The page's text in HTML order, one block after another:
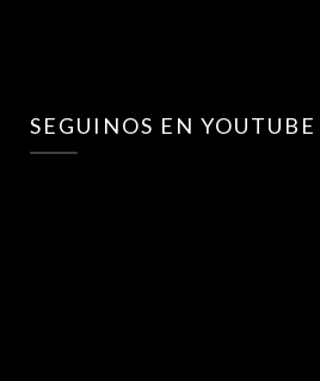
SEGUINOS EN YOUTUBE